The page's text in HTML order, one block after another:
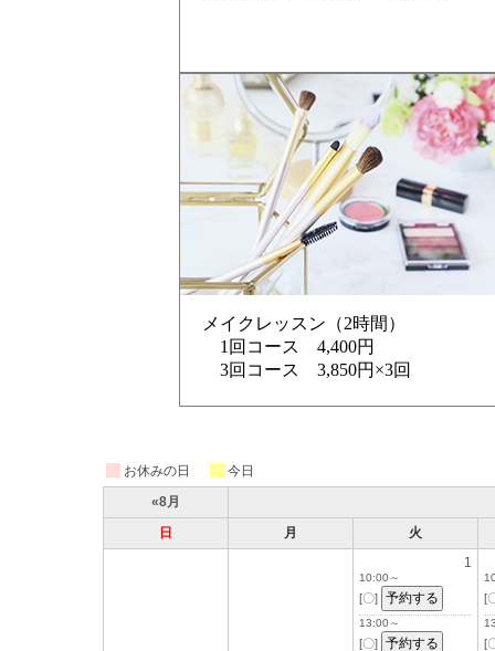
メイクレッスン（2時間）
1回コース 4,400円
3回コース 3,850円×3回
お休みの日
今日
«8月
日
月
火
1
10:00～
[〇]
13:00～
[〇]
[
[